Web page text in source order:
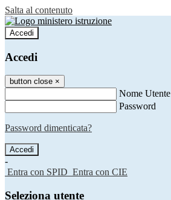
Salta al contenuto
Accedi
Accedi
button close ×
Nome Utente
Password
Password dimenticata?
-
Entra con SPID Entra con CIE
Seleziona utente